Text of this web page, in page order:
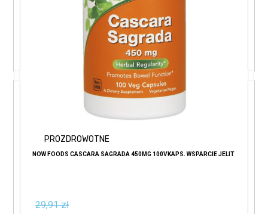
PROZDROWOTNE
NOW FOODS CASCARA SAGRADA 450MG 100VKAPS. WSPARCIE JELIT
29,91 zł